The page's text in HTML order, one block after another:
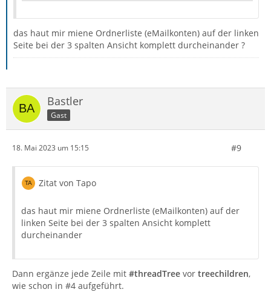
}
das haut mir miene Ordnerliste (eMailkonten) auf der linken
Seite bei der 3 spalten Ansicht komplett durcheinander ?
Bastler
Gast
18. Mai 2023 um 15:15 #9
Zitat von Tapo
das haut mir miene Ordnerliste (eMailkonten) auf der
linken Seite bei der 3 spalten Ansicht komplett
durcheinander
Dann ergänze jede Zeile mit #threadTree vor treechildren,
wie schon in #4 aufgeführt.